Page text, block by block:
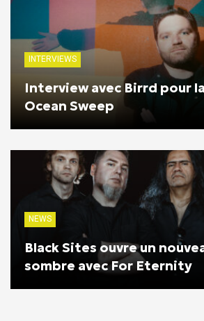
INTERVIEWS
Interview avec Birrd pour
Ocean Sweep
NEWS
Black Sites ouvre un
sombre avec For Eternity